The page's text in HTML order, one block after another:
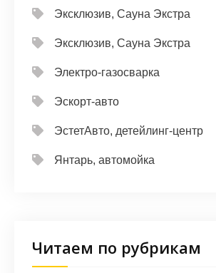
Эксклюзив, Сауна Экстра
Эксклюзив, Сауна Экстра
Электро-газосварка
Эскорт-авто
ЭстетАвто, детейлинг-центр
Янтарь, автомойка
Читаем по рубрикам